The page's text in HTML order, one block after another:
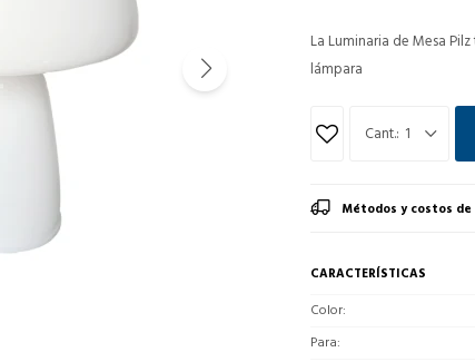
La Luminaria de Mesa
lámpara
1
Métodos y costos de
CARACTERÍSTICAS
Color
Para